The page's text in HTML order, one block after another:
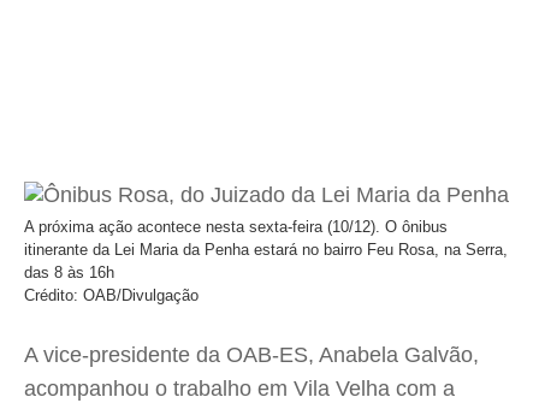
A próxima ação acontece nesta sexta-feira (10/12). O ônibus
itinerante da Lei Maria da Penha estará no bairro Feu Rosa, na Serra,
das 8 às 16h
Crédito: OAB/Divulgação
A vice-presidente da OAB-ES, Anabela Galvão,
acompanhou o trabalho em Vila Velha com a